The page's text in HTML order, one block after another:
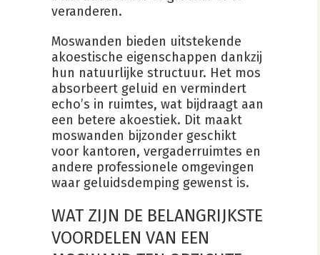
veranderen.
Moswanden bieden uitstekende
akoestische eigenschappen dankzij
hun natuurlijke structuur. Het mos
absorbeert geluid en vermindert
echo’s in ruimtes, wat bijdraagt aan
een betere akoestiek. Dit maakt
moswanden bijzonder geschikt
voor kantoren, vergaderruimtes en
andere professionele omgevingen
waar geluidsdemping gewenst is.
WAT ZIJN DE BELANGRIJKSTE
VOORDELEN VAN EEN